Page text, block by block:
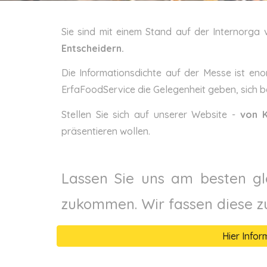
Sie sind mit einem Stand auf der Internorga
Entscheidern.
Die Informationsdichte auf der Messe ist
ErfaFoodService die Gelegenheit geben, sich
Stellen Sie sich auf unserer Website - von
präsentieren wollen.
Lassen Sie uns am besten
zukommen. Wir fassen diese
Hier